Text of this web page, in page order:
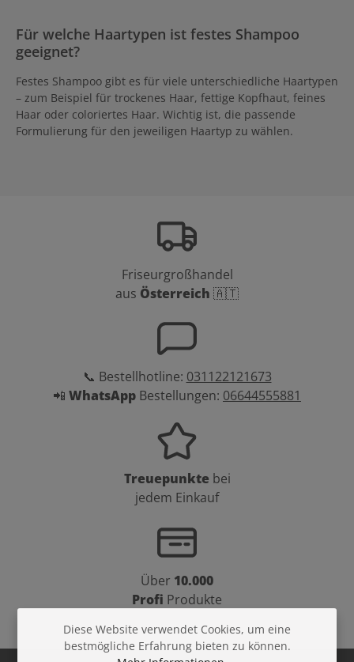
Für welche Haartypen ist festes Shampoo
geeignet?
Festes Shampoo gibt es für viele unterschiedliche Haartypen
– zum Beispiel für trockenes Haar, fettige Kopfhaut, feines
Haar oder coloriertes Haar. Wichtig ist, die passende
Formulierung für den jeweiligen Haartyp zu wählen.
Friseurgroßhandel
aus Österreich 🇦🇹
📞 Bestellhotline: 031122121673
📲 WhatsApp Bestellungen: 06644555881
Treuepunkte bei
jedem Einkauf
Über 10.000
Profi Produkte
Diese Website verwendet Cookies, um eine
bestmögliche Erfahrung bieten zu können.